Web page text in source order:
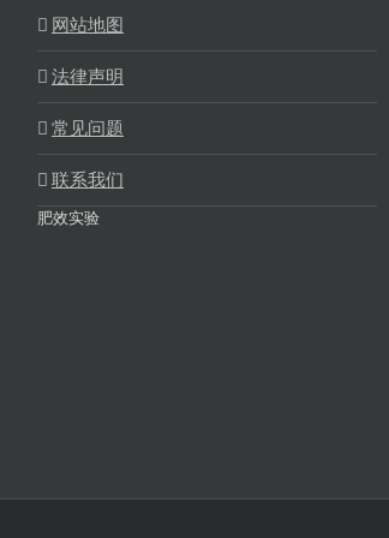
网站地图
法律声明
常见问题
联系我们
肥效实验